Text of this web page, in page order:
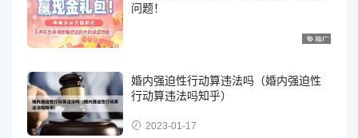
问题！
婚内强迫性行动算违法吗（婚内强迫性
行动算违法吗知乎）
2023-01-17